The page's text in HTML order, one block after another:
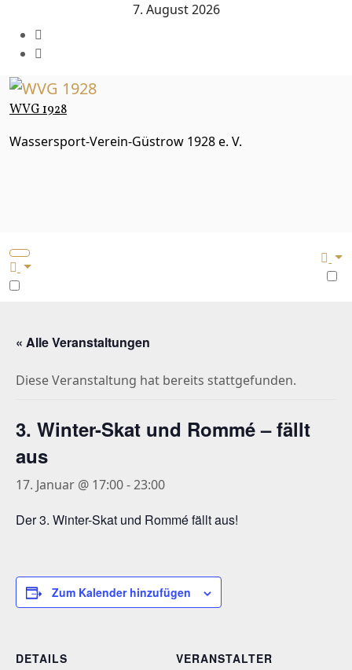
springen
7. August 2026
WVG 1928
Wassersport-Verein-Güstrow 1928 e. V.
« Alle Veranstaltungen
Diese Veranstaltung hat bereits stattgefunden.
3. Winter-Skat und Rommé – fällt
aus
17. Januar @ 17:00-23:00
Der 3. Winter-Skat und Rommé fällt aus!
Zum Kalender hinzufügen
DETAILS
VERANSTALTER